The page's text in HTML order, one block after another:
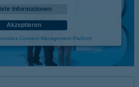
Informationen
Akzeptieren
Consent Management Platform